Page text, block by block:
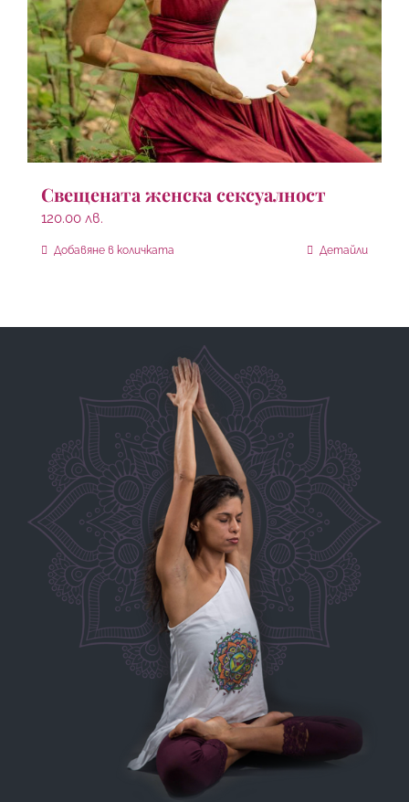
Свещената женска сексуалност
120.00 лв.
Добавяне в количката Детайли